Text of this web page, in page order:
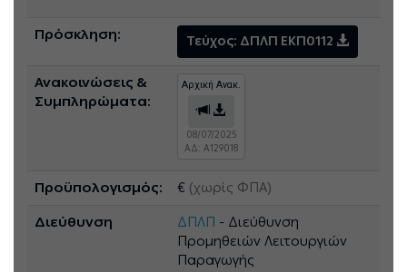
Πρόσκληση: Τεύχος: ΔΠΛΠ ΕΚΠ0112
Ανακοινώσεις &
Συμπληρώματα:
Αρχική Ανακ.
08/07/2025
ΑΔ: A129018
Προϋπολογισμός: € (χωρίς ΦΠΑ)
Διεύθυνση ΔΠΛΠ - Διεύθυνση
Προμηθειών Λειτουργιών
Παραγωγής